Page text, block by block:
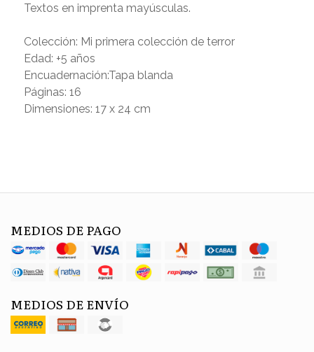
Textos en imprenta mayúsculas.
Colección: Mi primera colección de terror
Edad: +5 años
Encuadernación:Tapa blanda
Páginas: 16
Dimensiones: 17 x 24 cm
MEDIOS DE PAGO
MEDIOS DE ENVÍO